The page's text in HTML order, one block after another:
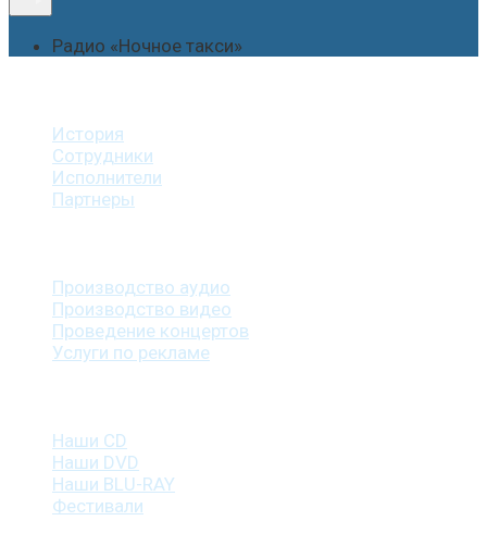
Радио «Ночное такси»
История
Сотрудники
Исполнители
Партнеры
Производство аудио
Производство видео
Проведение концертов
Услуги по рекламе
Наши CD
Наши DVD
Наши BLU-RAY
Фестивали